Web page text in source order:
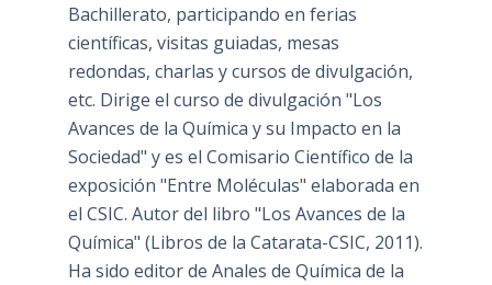
Bachillerato, participando en ferias
científicas, visitas guiadas, mesas
redondas, charlas y cursos de divulgación,
etc. Dirige el curso de divulgación "Los
Avances de la Química y su Impacto en la
Sociedad" y es el Comisario Científico de la
exposición "Entre Moléculas" elaborada en
el CSIC. Autor del libro "Los Avances de la
Química" (Libros de la Catarata-CSIC, 2011).
Ha sido editor de Anales de Química de la